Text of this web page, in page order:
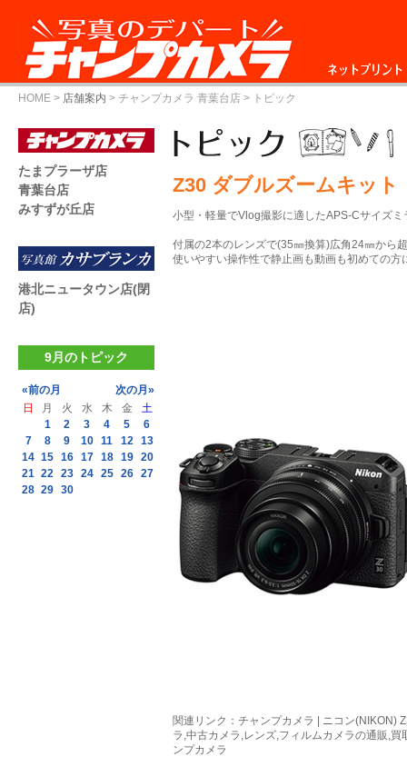
ネットプリント
HOME > 店舗案内 > チャンプカメラ 青葉台店 > トピック
Z30 ダブルズームキット
小型・軽量でVlog撮影に適したAPS-Cサイズミ
付属の2本のレンズで(35㎜換算)広角24㎜から
使いやすい操作性で静止画も動画も初めての
関連リンク： チャンプカメラ | ニコン(NIKON)
ラ,中古カメラ,レンズ,フィルムカメラの通販,
ンプカメラ
たまプラーザ店
青葉台店
みすずが丘店
港北ニュータウン店(閉
店)
9月のトピック
«前の月
次の月»
日
月 火 水 木 金
土
1
2 3 4 5
6
7
8 9 10 11 12 13
14 15 16 17 18 19 20
21 22 23 24 25 26 27
28 29 30